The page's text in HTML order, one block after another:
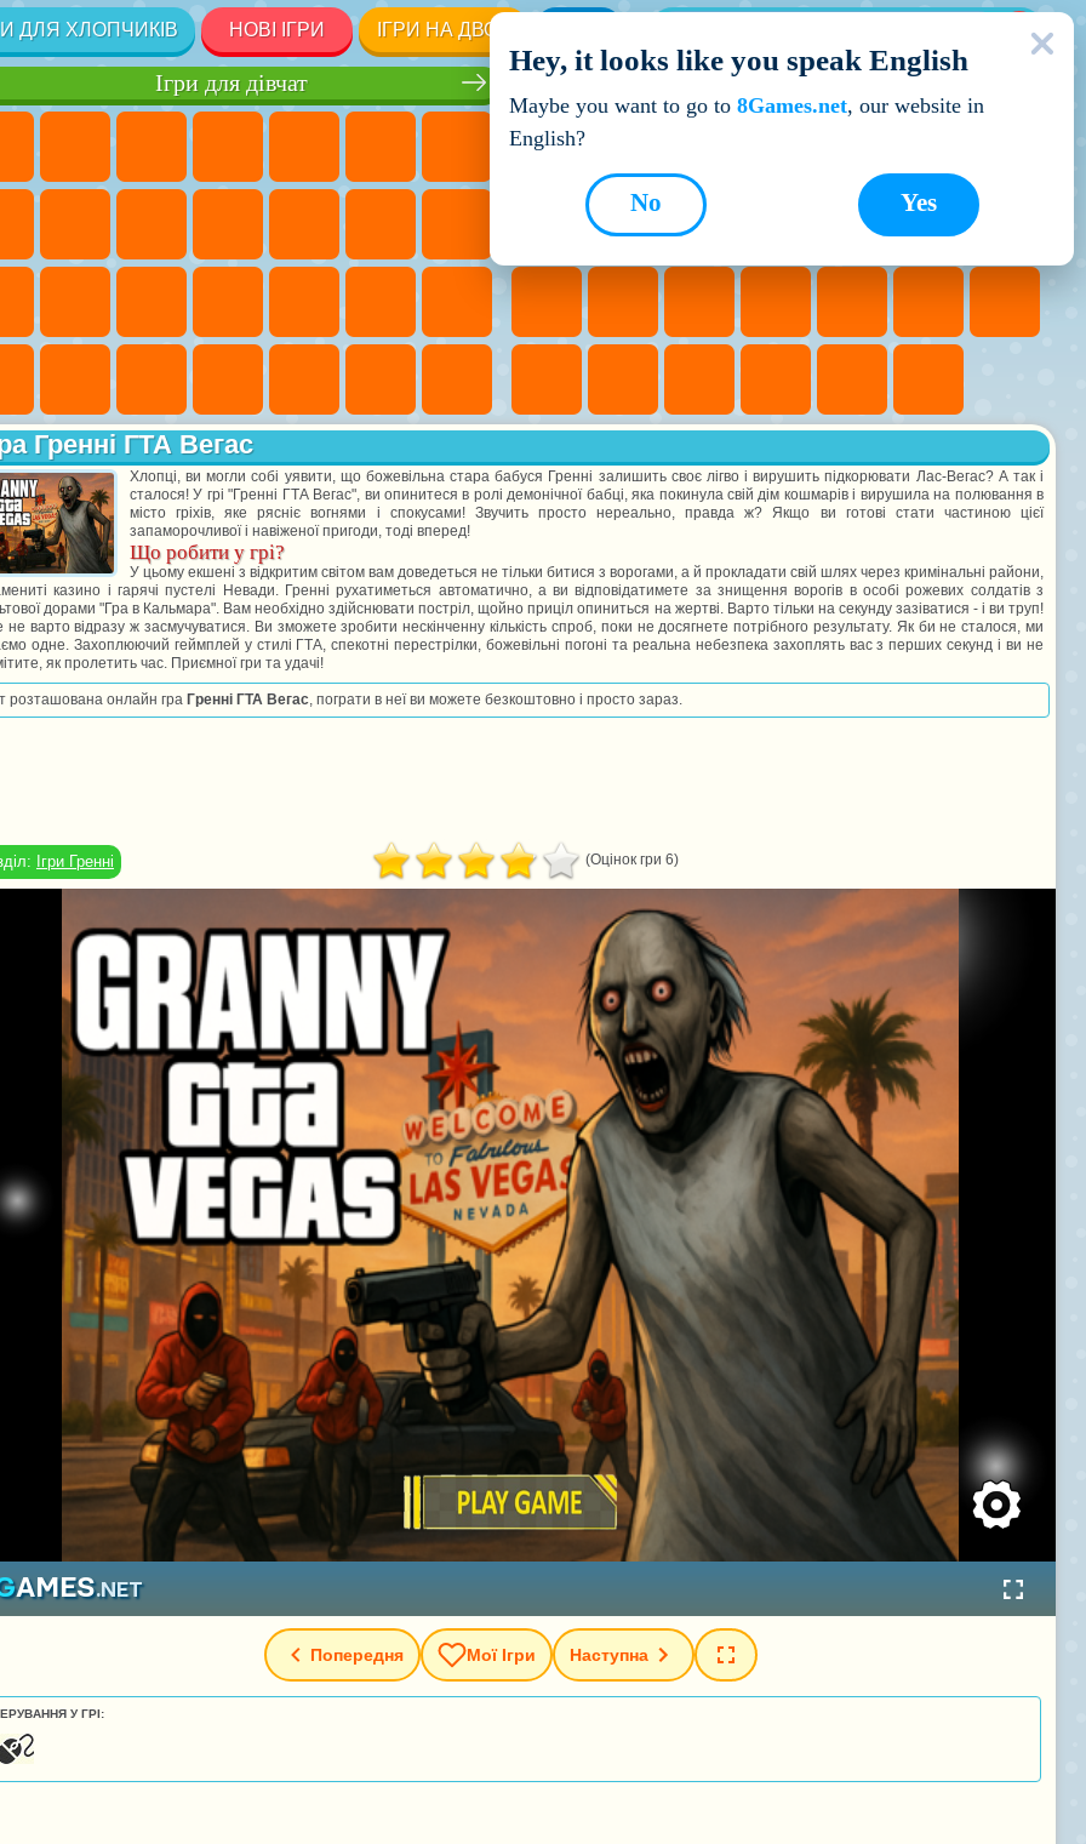
ДЛЯ ХЛОПЧИКІВ НОВІ ІГРИ ІГРИ НА ДВОХ
Кращі ігри
Ігри для дівчат
Гренні ГТА Вегас
Хлопці, ви могли собі уявити, що божевільна стара бабуся Гренні залишить своє лігво і вирушить підкорювати Лас-Вегас? А так і
сталося! У грі "Гренні ГТА Вегас", ви опинитеся в ролі демонічної бабці, яка покинула свій дім кошмарів і вирушила на полювання в
місто гріхів, яке рясніє вогнями і спокусами! Звучить просто нереально, правда ж? Якщо ви готові стати частиною цієї
запаморочливої і навіженої пригоди, тоді вперед!
Що робити у грі?
У цьому екшені з відкритим світом вам доведеться не тільки битися з ворогами, а й прокладати свій шлях через кримінальні райони,
казино і гарячі пустелі Невади. Гренні рухатиметься автоматично, а ви відповідатимете за знищення ворогів в особі рожевих солдатів з
дорами "Гра в Кальмара". Вам необхідно здійснювати постріл, щойно приціл опиниться на жертві. Варто тільки на секунду зазіватися - і ви труп!
не варто відразу ж засмучуватися. Ви зможете зробити нескінченну кількість спроб, поки не досягнете потрібного результату. Як би не сталося, ми
одне. Захоплюючий геймплей у стилі ГТА, спекотні перестрілки, божевільні погоні та реальна небезпека захоплять вас з перших секунд і ви не
як пролетить час. Приємної гри та удачі!
розташована онлайн гра Гренні ГТА Вегас, пограти в неї ви можете безкоштовно і просто зараз.
Ігри Гренні (Оцінок гри 6)
Попередня Мої Ігри Наступна
У ГРІ:
Hey, it looks like you speak English
Maybe you want to go to 8Games.net, our website in
English?
Yes
No